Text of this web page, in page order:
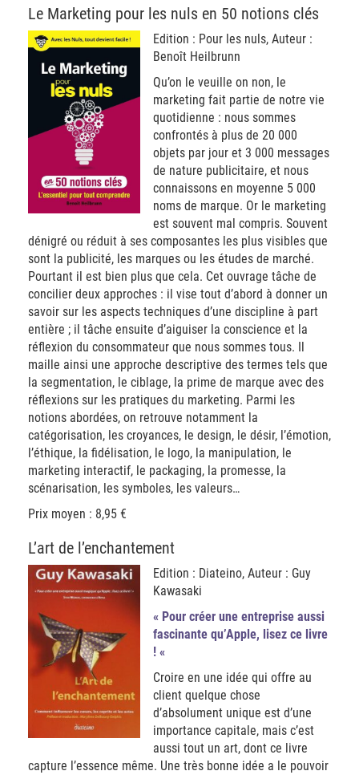
Le Marketing pour les nuls en 50 notions clés
Edition : Pour les nuls, Auteur :
Benoît Heilbrunn
Qu’on le veuille on non, le
marketing fait partie de notre vie
quotidienne : nous sommes
confrontés à plus de 20 000
objets par jour et 3 000 messages
de nature publicitaire, et nous
connaissons en moyenne 5 000
noms de marque. Or le marketing
est souvent mal compris. Souvent
dénigré ou réduit à ses composantes les plus visibles que
sont la publicité, les marques ou les études de marché.
Pourtant il est bien plus que cela. Cet ouvrage tâche de
concilier deux approches : il vise tout d’abord à donner un
savoir sur les aspects techniques d’une discipline à part
entière ; il tâche ensuite d’aiguiser la conscience et la
réflexion du consommateur que nous sommes tous. Il
maille ainsi une approche descriptive des termes tels que
la segmentation, le ciblage, la prime de marque avec des
réflexions sur les pratiques du marketing. Parmi les
notions abordées, on retrouve notamment la
catégorisation, les croyances, le design, le désir, l’émotion,
l’éthique, la fidélisation, le logo, la manipulation, le
marketing interactif, le packaging, la promesse, la
scénarisation, les symboles, les valeurs…
Prix moyen : 8,95 €
L’art de l’enchantement
Edition : Diateino, Auteur : Guy
Kawasaki
« Pour créer une entreprise aussi
fascinante qu’Apple, lisez ce livre
! «
Croire en une idée qui offre au
client quelque chose
d’absolument unique est d’une
importance capitale, mais c’est
aussi tout un art, dont ce livre
capture l’essence même. Une très bonne idée a le pouvoir